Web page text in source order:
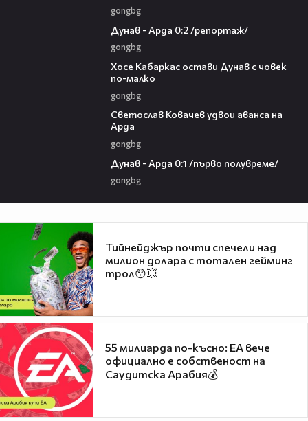
gongbg
Дунав - Арда 0:2 /репортаж/
gongbg
Хосе Кабаркас остави Дунав с човек
по-малко
gongbg
Светослав Ковачев удвои аванса на
Арда
gongbg
Дунав - Арда 0:1 /първо полувреме/
gongbg
Тийнейджър почти спечели над
милион долара с тотален гейминг
трол😯💥
55 милиарда по-късно: EA вече
официално е собственост на
Саудитска Арабия💰